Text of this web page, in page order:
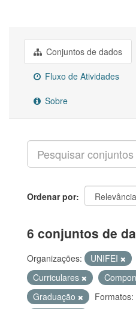
Conjuntos de dados
Fluxo de Atividades
Sobre
Ordenar por
6 conjuntos de
Organizações: UNIFEI
Curriculares
Graduação
Formatos: